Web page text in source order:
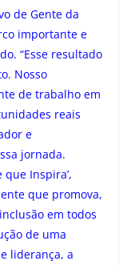
de Gente da
importante e
“Esse resultado
Nosso
de trabalho em
reais
e
jornada.
que Inspira’,
que promova,
em todos
de uma
liderança, a